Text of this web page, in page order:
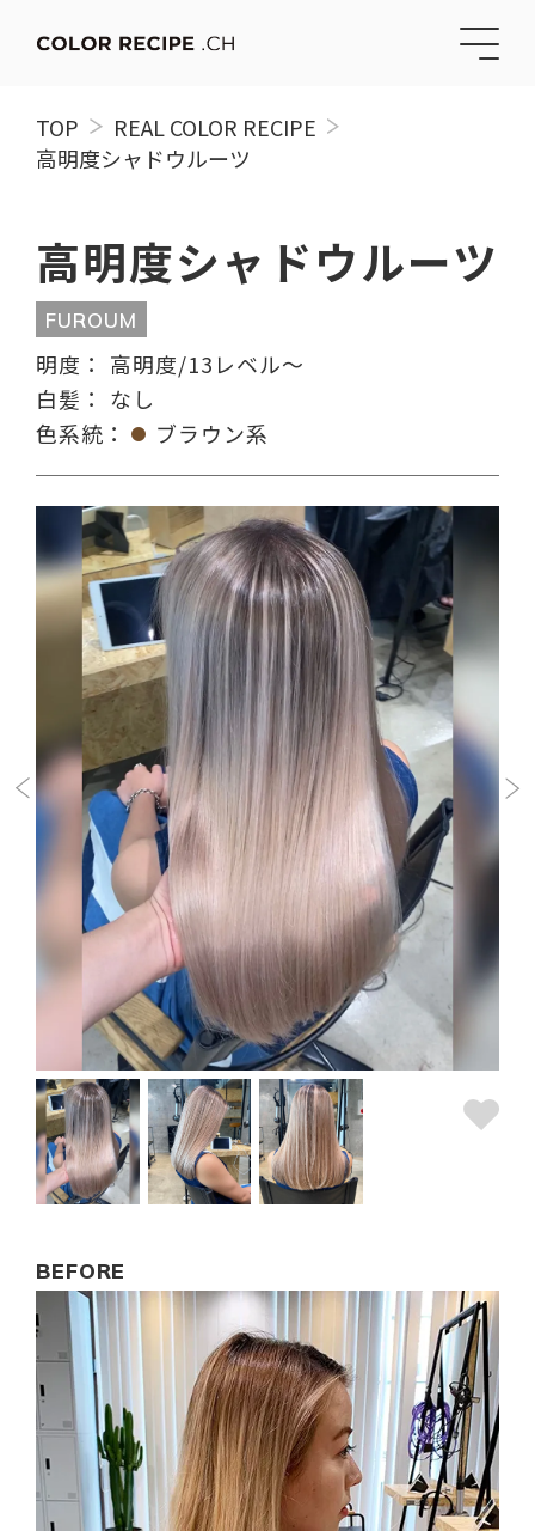
TOP
REAL COLOR RECIPE
高明度シャドウルーツ
高明度シャドウルーツ
FUROUM
明度： 高明度/13レベル〜
白髪： なし
色系統：
ブラウン系
BEFORE